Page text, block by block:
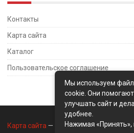
Контакты
Карта сайта
Каталог
Пользовательское соглашение
Карта сайта — Контакты— Политика
Мы используем
cookie. Они помогают
улучшать сайт и
удобнее.
Нажимая «Принять»,